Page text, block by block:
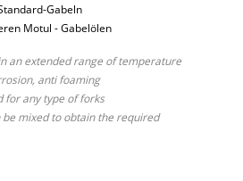
Gabeln
Motul - Gabelölen
an extended range of temperature
anti foaming
for any type of forks
be mixed to obtain the required